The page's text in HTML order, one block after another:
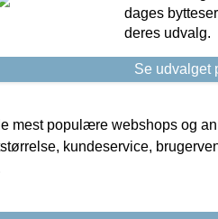
dages
deres udvalg.
Se udvalget
mest populære webshops og
kundeservice,